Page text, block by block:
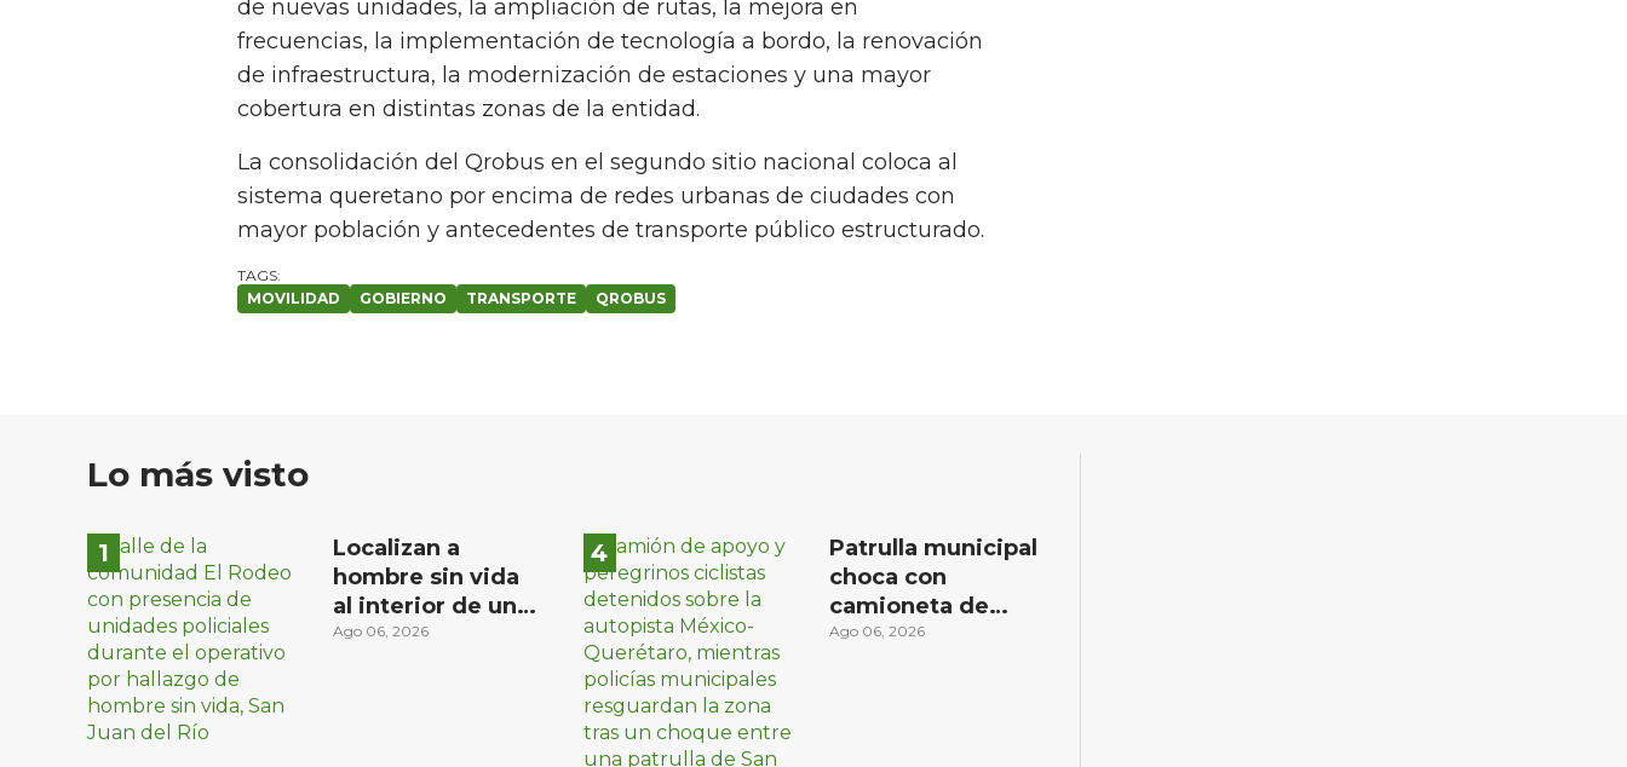
de nuevas unidades, la ampliación de rutas, la mejora en
frecuencias, la implementación de tecnología a bordo, la renovación
de infraestructura, la modernización de estaciones y una mayor
cobertura en distintas zonas de la entidad.
La consolidación del Qrobus en el segundo sitio nacional coloca al
sistema queretano por encima de redes urbanas de ciudades con
mayor población y antecedentes de transporte público estructurado.
MOVILIDAD GOBIERNO TRANSPORTE QROBUS
Lo más visto
Localizan a
hombre sin vida
al interior de un
domicilio en la
Ago 06, 2026
Patrulla municipal
choca con
camioneta de
peregrinos
Ago 06, 2026